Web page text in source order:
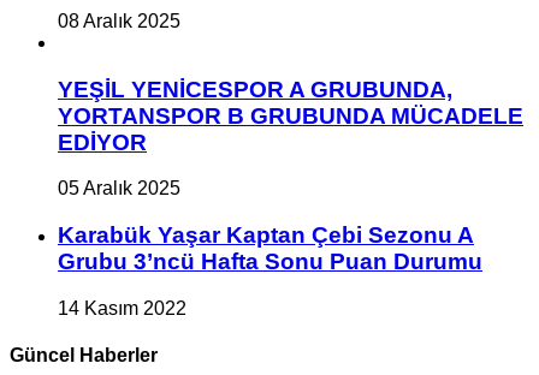
08 Aralık 2025
YEŞİL YENİCESPOR A GRUBUNDA,
YORTANSPOR B GRUBUNDA MÜCADELE
EDİYOR
05 Aralık 2025
Karabük Yaşar Kaptan Çebi Sezonu A
Grubu 3’ncü Hafta Sonu Puan Durumu
14 Kasım 2022
Güncel Haberler